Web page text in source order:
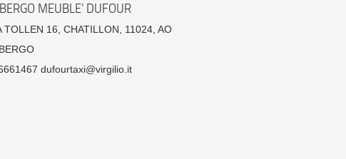
MEUBLE’ DUFOUR
TOLLEN 16, CHATILLON, 11024, AO
dufourtaxi@virgilio.it